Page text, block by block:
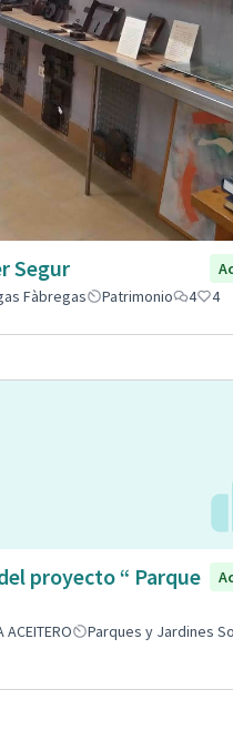
Segur
Fàbregas
Patrimonio 4 4
proyecto “ Parque
ACEITERO
Parques y Jardines